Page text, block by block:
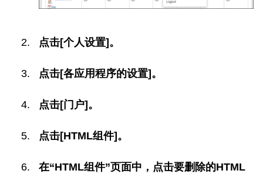
点击[个人设置]。
点击[各应用程序的设置]。
点击[门户]。
点击[HTML组件]。
在“HTML组件”页面中，点击要删除的HTML